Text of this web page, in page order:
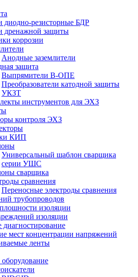
диодно-резисторные БДР
дренажной защиты
коррозии
Анодные заземлители
защита
Выпрямители В-ОПЕ
Преобразователи катодной защиты
УКЗТ
инструментов для ЭХЗ
контроля ЭХЗ
КИП
Универсальный шаблон сварщика
серии УШС
сварщика
сравнения
Переносные электроды сравнения
трубопроводов
изоляции
изоляции
диагностирование
мест концентрации напряжений
ленты